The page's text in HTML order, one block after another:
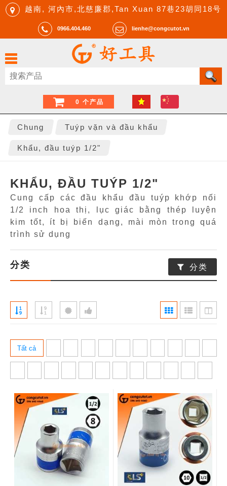
越南, 河內市,北慈廉郡,Tan Xuan 87巷23胡同18号
0966.404.460 lienhe@congcutot.vn
0 个产品
Chung Tuýp vặn và đầu khẩu
Khẩu, đầu tuýp 1/2"
KHẨU, ĐẦU TUÝP 1/2"
Cung cấp các đầu khẩu đầu tuýp khớp nối
1/2 inch hoa thị, lục giác bằng thép luyện
kim tốt, ít bị biến dạng, mài mòn trong quá
trình sử dụng
分类 分类
Tất cả